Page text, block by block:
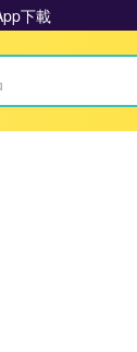
下載